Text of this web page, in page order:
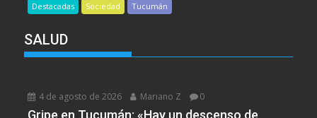
Destacadas Sociedad Tucumán
SALUD
4 de agosto de 2026 Mariano Z 0
Gripe en Tucumán: «Hay un descenso de